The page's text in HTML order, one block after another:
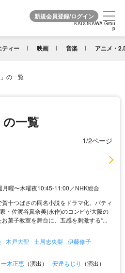
KADOKAWA Grou
p
ティー 映画 音楽 アニメ・
KADOKAWA Grou
p
の一覧
の一覧
1/2ページ
曜〜木曜夜10:45-11:00／NHK総合
十つばさの同名小説をドラマ化。パティ
・佐渡谷真奈美(永作)のコンビが大阪の
菓子教室を舞台に、五感を刺激する“...
木戸大聖 土居志央梨 伊藤修子
一木正恵 （演出） 安達もじり （演出）